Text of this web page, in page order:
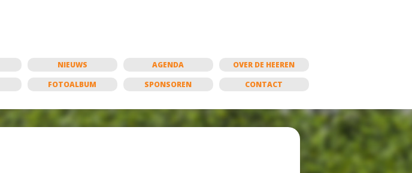
NIEUWS AGENDA
OVER DE HEEREN
FOTOALBUM SPONSOREN CONTACT